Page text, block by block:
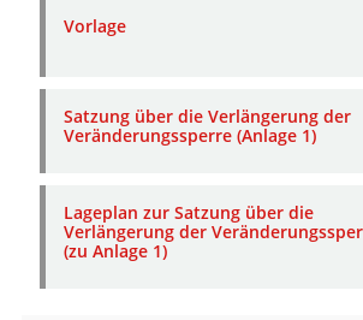
Vorlage
Satzung über die Verlängerung der
Veränderungssperre (Anlage 1)
Lageplan zur Satzung über die
Verlängerung der
(zu Anlage 1)